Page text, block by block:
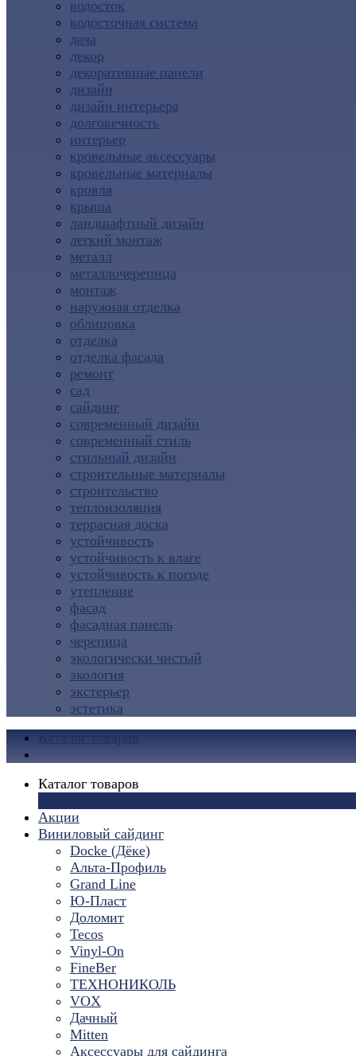
водосток
водосточная система
дача
декор
декоративные панели
дизайн
дизайн интерьера
долговечность
интерьер
кровельные аксессуары
кровельные материалы
кровля
крыша
ландшафтный дизайн
легкий монтаж
металл
металлочерепица
монтаж
наружная отделка
облицовка
отделка
отделка фасада
ремонт
сад
сайдинг
современный дизайн
современный стиль
стильный дизайн
строительные материалы
строительство
теплоизоляция
террасная доска
устойчивость
устойчивость к влаге
устойчивость к погоде
утепление
фасад
фасадная панель
черепица
экологически чистый
экология
экстерьер
эстетика
Каталог товаров
Акции
Виниловый сайдинг
Docke (Дёке)
Альта-Профиль
Grand Line
Ю-Пласт
Доломит
Tecos
Vinyl-On
FineBer
ТЕХНОНИКОЛЬ
VOX
Дачный
Mitten
Аксессуары для сайдинга